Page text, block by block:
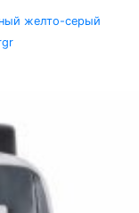
желто-серый